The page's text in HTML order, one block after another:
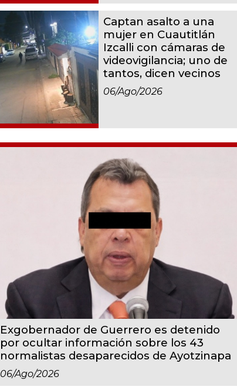
Captan asalto a una
mujer en Cuautitlán
Izcalli con cámaras de
videovigilancia; uno de
tantos, dicen vecinos
06/ago/2026
Exgobernador de Guerrero es detenido
por ocultar información sobre los 43
normalistas desaparecidos de Ayotzinapa
06/ago/2026